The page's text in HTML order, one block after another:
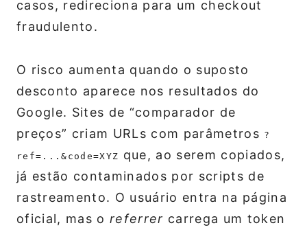
casos, redireciona para um checkout
fraudulento.
O risco aumenta quando o suposto
desconto aparece nos resultados do
Google. Sites de “comparador de
preços” criam URLs com parâmetros ?
ref=...&code=XYZ que, ao serem copiados,
já estão contaminados por scripts de
rastreamento. O usuário entra na página
oficial, mas o referrer carrega um token